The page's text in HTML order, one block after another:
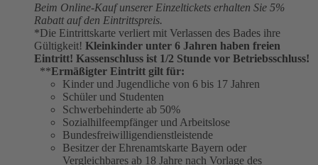
Beim Online-Kauf unserer Einzeltickets erhalten Sie 5%
Rabatt auf den Eintrittspreis.
*Die Eintrittskarte verliert mit Verlassen des Bades ihre
Gültigkeit! Kleinkinder unter 6 Jahren haben freien
Eintritt! Kassenschluss ist 1/2 Stunde vor Betriebsschluss!
**Ermäßigter Eintritt gilt für:
Kinder und Jugendliche von 6 bis 17 Jahren
Schüler und Studenten
Schwerbehinderte ab 50%
Sozialhilfeempfänger und Arbeitslose
Bundesfreiwilligendienstleistende
Besitzer der Ehrenamtskarte Bayern oder
Vergleichbares ab 18 Jahre nach Vorlage des